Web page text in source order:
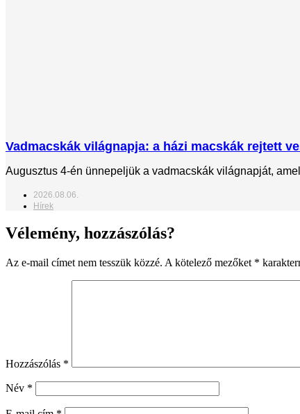
Vadmacskák világnapja: a házi macskák rejtett
Augusztus 4-én ünnepeljük a vadmacskák világnapját,
2026.08.06.
Hírek
Vélemény, hozzászólás?
Az e-mail címet nem tesszük közzé. A kötelező mezőket *
Hozzászólás *
Név *